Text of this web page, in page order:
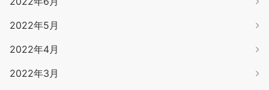
2022年5月
2022年4月
2022年3月